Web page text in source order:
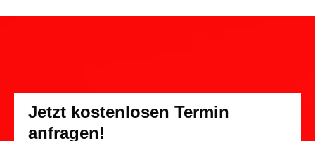
Jetzt kostenlosen Termin
anfragen!